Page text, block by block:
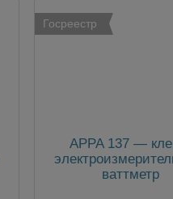
Госреестр
APPA 137 —
ваттметр